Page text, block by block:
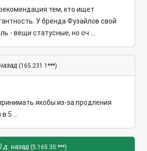
тем, кто ищет
У бренда Фузайлов свой
- вещи статусные, но оч ...
(165.231.1***)
якобы из-за продления
5 ...
д. назад (5.165.35.***)